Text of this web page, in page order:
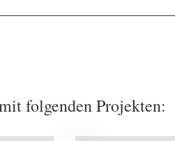
folgenden Projekten: